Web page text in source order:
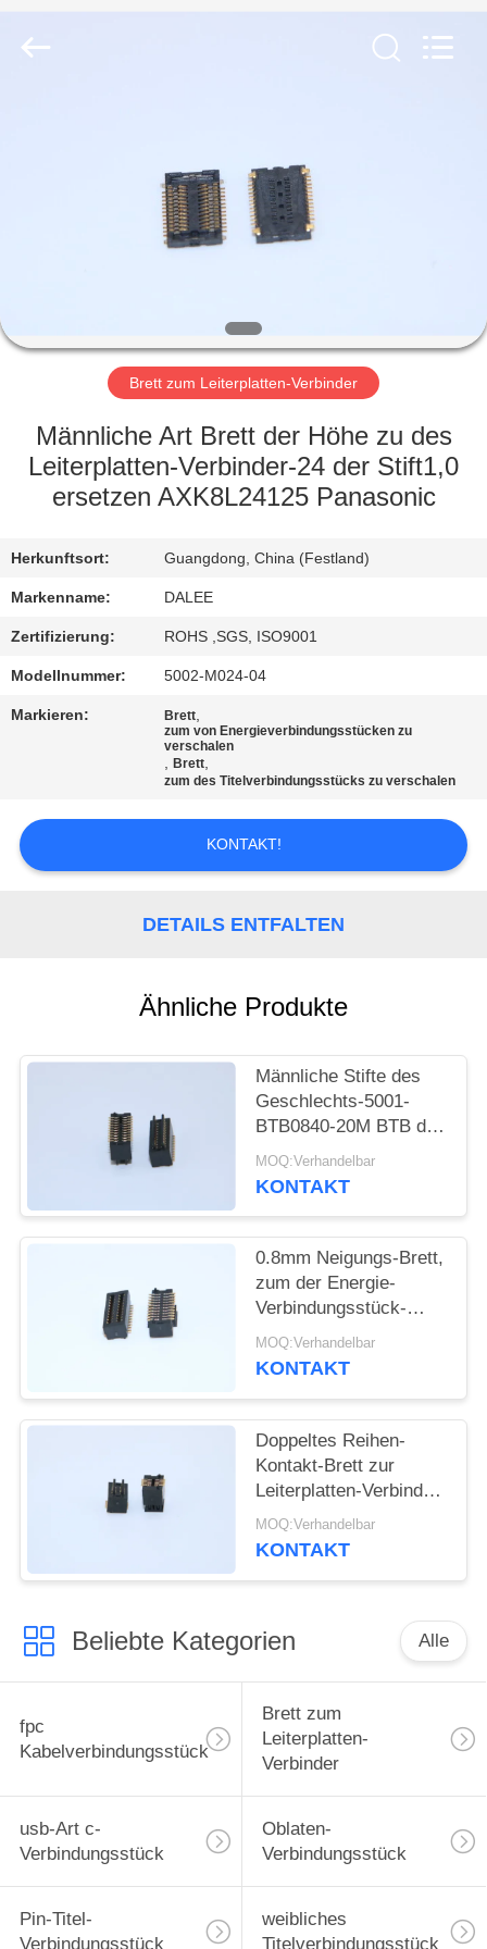
PRODUKTE
FABRIK-
AUSFLUG
QUALITÄTSKONTROLLE
SIE
MIT
UNS
IN
VERBINDUNG
SIE
EIN
ZITAT
POLICY
Rights
Brett zum Leiterplatten-Verbinder
Männliche Art Brett der Höhe zu des
Leiterplatten-Verbinder-24 der Stift1,0
ersetzen AXK8L24125 Panasonic
Herkunftsort: Guangdong, China (Festland)
Markenname: DALEE
Zertifizierung: ROHS ,SGS, ISO9001
Modellnummer: 5002-M024-04
Markieren: Brett,
zum von Energieverbindungsstücken zu
verschalen
,Brett,
zum des Titelverbindungsstücks zu verschalen
KONTAKT!
DETAILS ENTFALTEN
Ähnliche Produkte
Männliche Stifte des
Geschlechts-5001-
BTB0840-20M BTB des
Verbindungsstück-
0.8mm der Neigungs-
MOQ:Verhandelbar
KONTAKT
0.8mm Neigungs-Brett,
zum der Energie-
Verbindungsstück-
weiblichen Art 5001-
BTB0830-20F zu
MOQ:Verhandelbar
KONTAKT
Doppeltes Reihen-
Kontakt-Brett zur
Leiterplatten-Verbinder-
männlichen Art
Neigung 4.0mm 5001-
MOQ:Verhandelbar
KONTAKT
Beliebte Kategorien Alle
fpc
Kabelverbindungsstück
Brett zum
Leiterplatten-
Verbinder
usb-Art c-
Verbindungsstück
Oblaten-
Verbindungsstück
Pin-Titel-
Verbindungsstück
weibliches
Titelverbindungsstück